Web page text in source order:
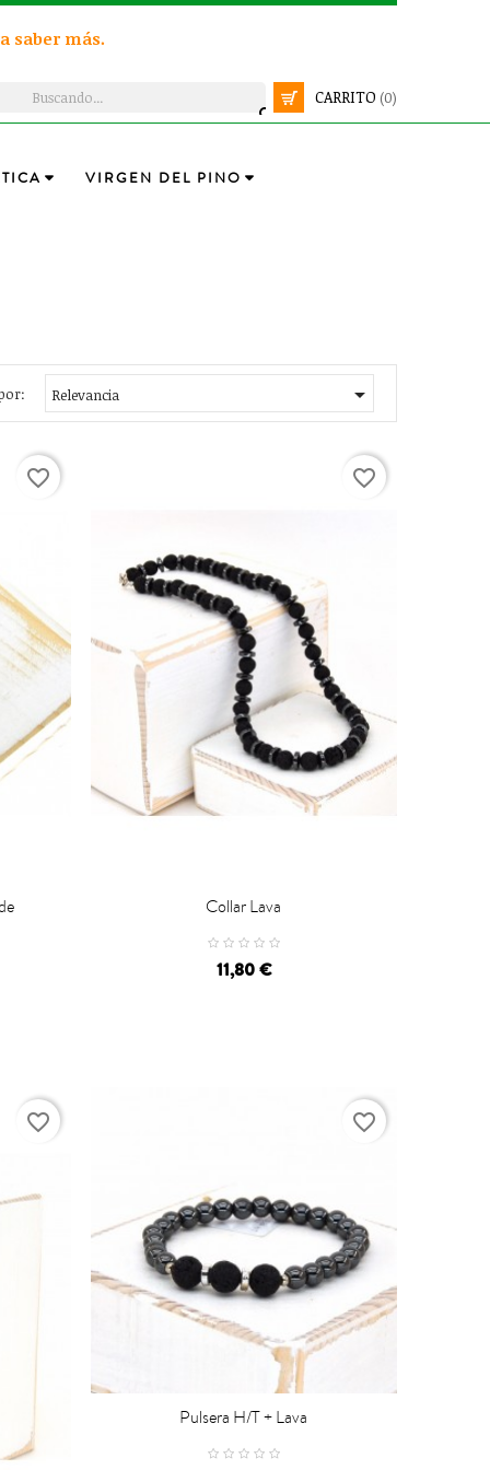
saber más.
CARRITO (0)
VIRGEN DEL PINO
Relevancia 
favorite_border
Collar Lava
11,80 €
favorite_border
favorite_border
CARRO
Pulsera H/t + Lava
favorite_border